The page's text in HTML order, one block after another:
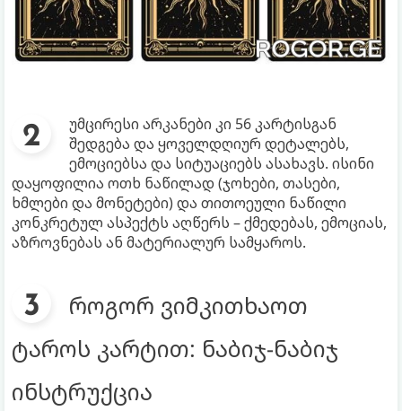
უმცირესი არკანები კი 56 კარტისგან
შედგება და ყოველდღიურ დეტალებს,
ემოციებსა და სიტუაციებს ასახავს. ისინი
დაყოფილია ოთხ ნაწილად (ჯოხები, თასები,
ხმლები და მონეტები) და თითოეული ნაწილი
კონკრეტულ ასპექტს აღწერს – ქმედებას, ემოციას,
აზროვნებას ან მატერიალურ სამყაროს.
როგორ ვიმკითხაოთ
ტაროს კარტით: ნაბიჯ-ნაბიჯ
ინსტრუქცია